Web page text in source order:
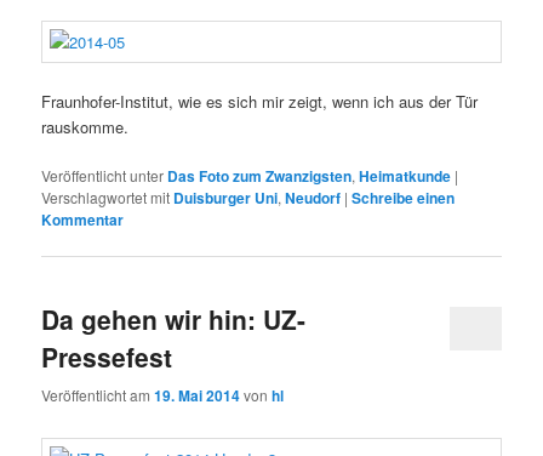
Fraunhofer-Institut, wie es sich mir zeigt, wenn ich aus der Tür
rauskomme.
Veröffentlicht unter Das Foto zum Zwanzigsten,Heimatkunde |
Verschlagwortet mit Duisburger Uni,Neudorf |Schreibe einen
Kommentar
Da gehen wir hin: UZ-
Pressefest
Veröffentlicht am19. Mai 2014vonhl